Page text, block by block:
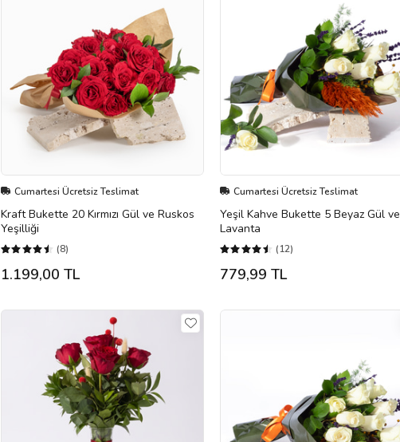
Cumartesi Ücretsiz Teslimat
Kraft Bukette 20 Kırmızı Gül ve Ruskos
Yeşilliği
(8)
1.199,00 TL
Cumartesi Ücretsiz Teslimat
Yeşil Kahve Bukette 5 Beyaz Gül ve
Lavanta
(12)
779,99 TL